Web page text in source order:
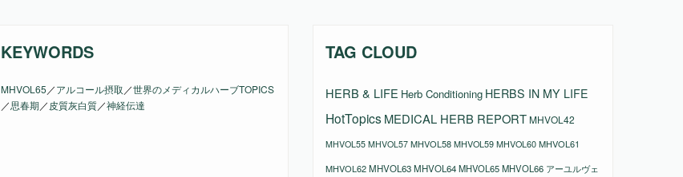
KEYWORDS
MHVOL65 ／アルコール摂取 ／世界のメディカルハーブTOPICS
／思春期 ／ 皮質灰白質／神経伝達
TAG CLOUD
HERB & LIFE Herb Conditioning HERBS IN MY LIFE
HotTopics MEDICAL HERB REPORTMHVOL42
MHVOL55 MHVOL57 MHVOL58 MHVOL59 MHVOL60 MHVOL61
MHVOL62MHVOL63MHVOL64MHVOL65MHVOL66 アーユルヴェ